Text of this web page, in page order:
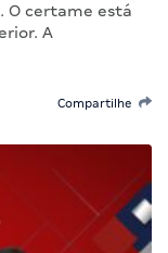
O certame está
A
Compartilhe